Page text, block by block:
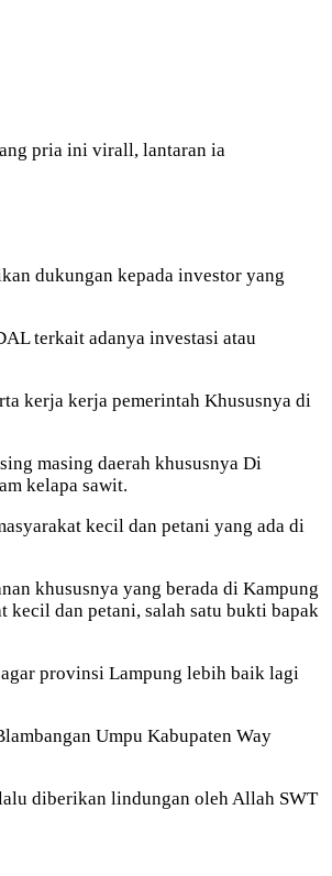
pria ini virall, lantaran ia
dukungan kepada investor yang
terkait adanya investasi atau
kerja kerja pemerintah Khususnya di
masing daerah khususnya Di
kelapa sawit.
kecil dan petani yang ada di
khususnya yang berada di Kampung
kecil dan petani, salah satu bukti bapak
provinsi Lampung lebih baik lagi
Umpu Kabupaten Way
diberikan lindungan oleh Allah SWT